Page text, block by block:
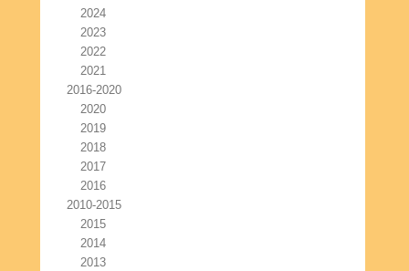
2024
2023
2022
2021
2016-2020
2020
2019
2018
2017
2016
2010-2015
2015
2014
2013